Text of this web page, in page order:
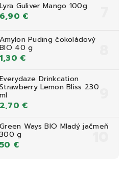
Lyra Guliver Mango 100g
6,90 €
Amylon Puding čokoládový
BIO 40 g
1,30 €
Everydaze Drinkcation
Strawberry Lemon Bliss 230
ml
2,70 €
Green Ways BIO Mladý jačmeň
300 g
50 €
€
DOPRAVA ZDARMA NAD 39,90